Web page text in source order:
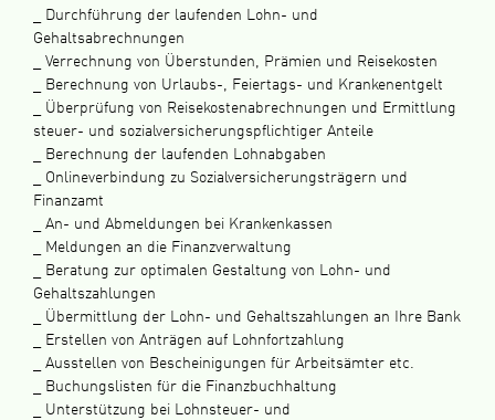
_ Durchführung der laufenden Lohn- und
Gehaltsabrechnungen
_ Verrechnung von Überstunden, Prämien und Reisekosten
_ Berechnung von Urlaubs-, Feiertags- und Krankenentgelt
_ Überprüfung von Reisekostenabrechnungen und Ermittlung
steuer- und sozialversicherungspflichtiger Anteile
_ Berechnung der laufenden Lohnabgaben
_ Onlineverbindung zu Sozialversicherungsträgern und
Finanzamt
_ An- und Abmeldungen bei Krankenkassen
_ Meldungen an die Finanzverwaltung
_ Beratung zur optimalen Gestaltung von Lohn- und
Gehaltszahlungen
_ Übermittlung der Lohn- und Gehaltszahlungen an Ihre Bank
_ Erstellen von Anträgen auf Lohnfortzahlung
_ Ausstellen von Bescheinigungen für Arbeitsämter etc.
_ Buchungslisten für die Finanzbuchhaltung
_ Unterstützung bei Lohnsteuer- und